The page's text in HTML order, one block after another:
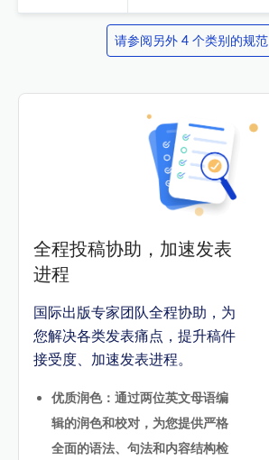
请参阅另外 4 个类别的规范
全程投稿协助，加速发表
进程
国际出版专家团队全程协助，为
您解决各类发表痛点，提升稿件
接受度、加速发表进程。
优质润色：通过两位英文母语编
辑的润色和校对，为您提供严格
全面的语法、句法和内容结构检